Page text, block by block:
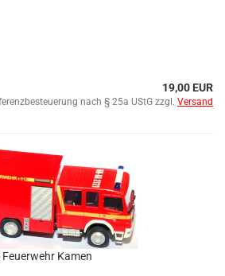
19,00 EUR
nach § 25a UStG zzgl. Versand
Kamen